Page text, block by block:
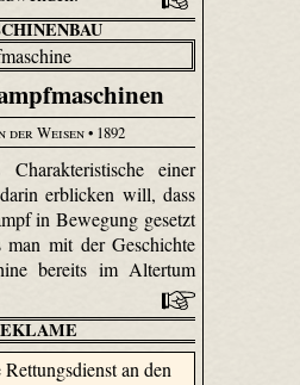
der Weisen• 1892
einer
erblicken will, dass
in Bewegung gesetzt
man mit der Geschichte
bereits im Altertum